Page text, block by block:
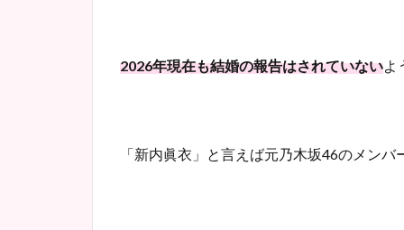
2026年現在も結婚の報告はされていない よ
「新内眞衣」と言えば元乃木坂46のメン